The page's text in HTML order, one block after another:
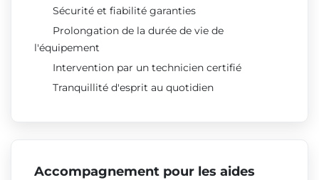
Sécurité et fiabilité garanties
Prolongation de la durée de vie de
l'équipement
Intervention par un technicien certifié
Tranquillité d'esprit au quotidien
Accompagnement pour les aides